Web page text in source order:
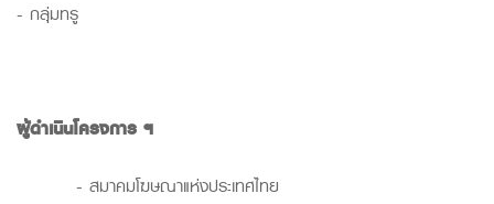
- กลุ่มทรู
ผู้ดำเนินโครงการ ฯ
- สมาคมโฆษณาแห่งประเทศไทย